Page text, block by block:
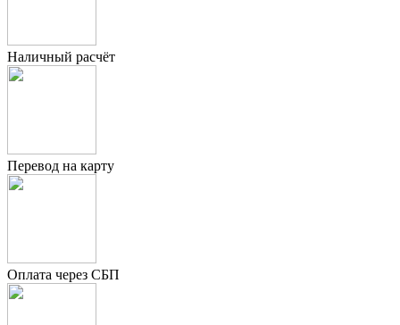
Наличный расчёт
Перевод на карту
Оплата через СБП